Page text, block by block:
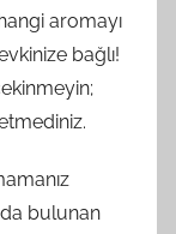
aromayı
bağlı!
bulunan